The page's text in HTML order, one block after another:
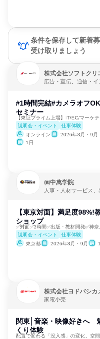
条件を保存して新着
受け取りましょう
株式会社ソフトクリ
広告・宣伝、通信・イ
#1時間完結#カメラオフ
セミナー
【東証プライム上場】IT/EC/マーケ
説明会・イベント
仕事体験
オンライン
2026年8月・9月
1日
㈱中萬学院
人事・人材サービス
【東京対面】満足度98%!
ショップ
✅対面✅3時間✅出版・教材開発✅神
説明会・イベント
仕事体験
東京都
2026年8月・9月
株式会社ヨドバシカ
家電小売
関東│音楽・映像好きへ
くり体験
配置で変わる「没入感」の変化。空